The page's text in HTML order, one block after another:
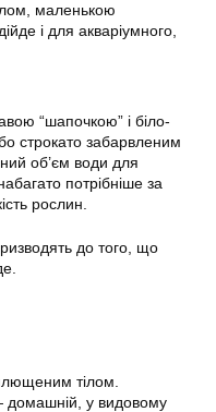
маленькою
і для акваріумного,
“шапочкою” і біло-
строкато забарвленим
об’єм води для
потрібніше за
рослин.
до того, що
тілом.
у видовому